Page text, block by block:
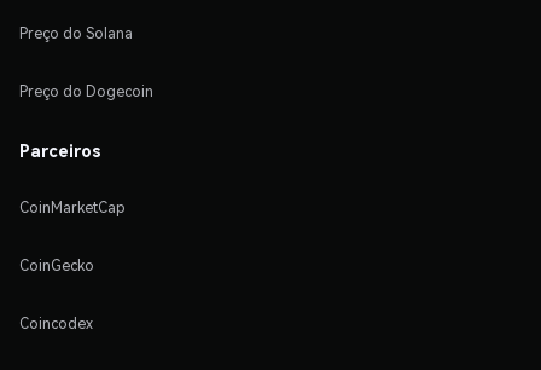
Preço do Solana
Preço do Dogecoin
Parceiros
CoinMarketCap
CoinGecko
Coincodex